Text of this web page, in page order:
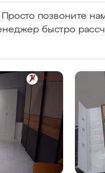
позвоните
быстро